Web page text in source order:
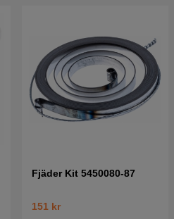
Fjäder Kit 5450080-87
151 kr